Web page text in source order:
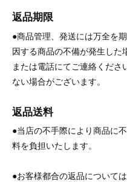
返品期限
●商品管理、発送には万全を
因する商品の不備が発生した
または電話にてご連絡くださ
ない場合がございます。
返品送料
●当店の不手際により商品に
料を負担いたします。
●お客様都合の返品について